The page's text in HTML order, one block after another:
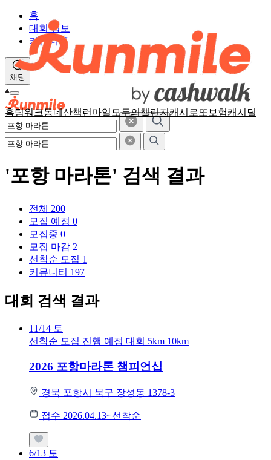
홈팀워크동네산책 런마일 모두의챌린지캐시로또 보험캐시딜
홈
대회 정보
커뮤니티
채팅
'포항 마라톤' 검색 결과
전체 200
모집 예정 0
모집중 0
모집 마감 2
선착순 모집 1
커뮤니티 197
대회 검색 결과
11/14 토
선착순 모집 진행 예정 대회 5km 10km
2026 포항마라톤 챔피언십
경북 포항시 북구 장성동 1378-3
접수 2026.04.13~선착순
6/13 토